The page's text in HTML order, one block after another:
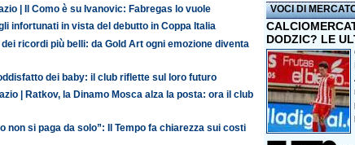
| Il Como è su Ivanovic: Fabregas lo vuole
infortunati in vista del debutto in Coppa Italia
ricordi più belli: da Gold Art ogni emozione diventa
dei baby: il club riflette sul loro futuro
| Ratkov, la Dinamo Mosca alza la posta: ora il club
non si paga da solo”: Il Tempo fa chiarezza sui costi
VOCI DI
DODZIC? LE